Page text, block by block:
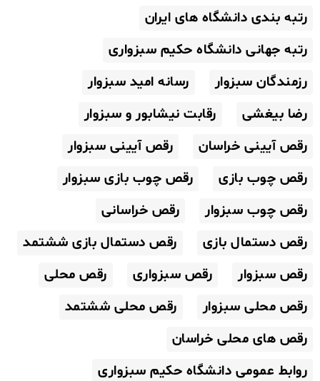
رتبه بندی دانشگاه های ایران
رتبه جهانی دانشگاه حکیم سبزواری
رزمندگان سبزوار
رسانه امید سبزوار
رضا بیغشی
رقابت نیشابور و سبزوار
رقص آیینی خراسان
رقص آیینی سبزوار
رقص چوب بازی
رقص چوب بازی سبزوار
رقص چوب سبزوار
رقص خراسانی
رقص دستمال بازی
رقص دستمال بازی ششتمد
رقص سبزوار
رقص سبزواری
رقص محلی
رقص محلی سبزوار
رقص محلی ششتمد
رقص های محلی خراسان
روابط عمومی دانشگاه حکیم سبزواری